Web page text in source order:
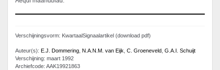
Verschijningsvorm: KwartaalSignaalartikel (download pdf)
Auteur(s): E.J. Dommering N.A.N.M. van Eijk C. Groeneveld G.A.I. Schuijt
Verschijning: maart 1992
Archiefcode: AAK19921863